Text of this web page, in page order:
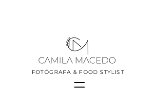
FOTÓGRAFA & FOOD STYLIST